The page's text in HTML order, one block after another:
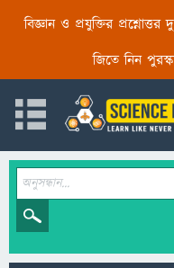
বিজ্ঞান ও প্রযুক্তির
জিতে নিন